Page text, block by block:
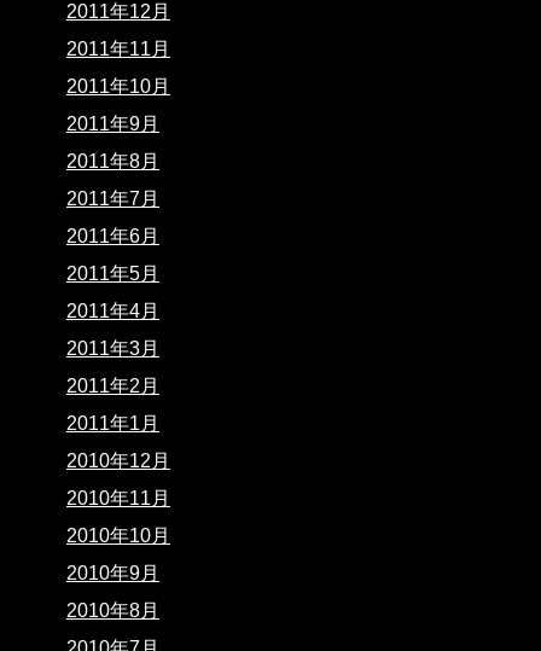
2011年12月
2011年11月
2011年10月
2011年9月
2011年8月
2011年7月
2011年6月
2011年5月
2011年4月
2011年3月
2011年2月
2011年1月
2010年12月
2010年11月
2010年10月
2010年9月
2010年8月